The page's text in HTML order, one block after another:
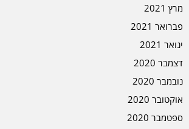
מרץ 2021
פברואר 2021
ינואר 2021
דצמבר 2020
נובמבר 2020
אוקטובר 2020
ספטמבר 2020